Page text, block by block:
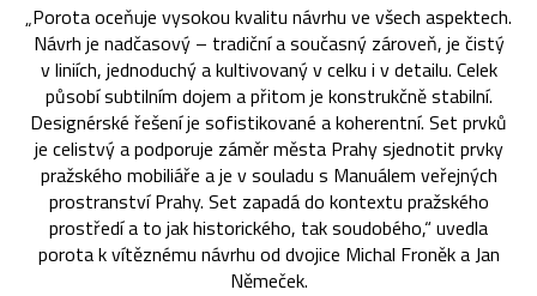
„Porota oceňuje vysokou kvalitu návrhu ve všech aspektech.
Návrh je nadčasový – tradiční a současný zároveň, je čistý
v liniích, jednoduchý a kultivovaný v celku i v detailu. Celek
působí subtilním dojem a přitom je konstrukčně stabilní.
Designérské řešení je sofistikované a koherentní. Set prvků
je celistvý a podporuje záměr města Prahy sjednotit prvky
pražského mobiliáře a je v souladu s Manuálem veřejných
prostranství Prahy. Set zapadá do kontextu pražského
prostředí a to jak historického, tak soudobého,“ uvedla
porota k vítěznému návrhu od dvojice Michal Froněk a Jan
Němeček.